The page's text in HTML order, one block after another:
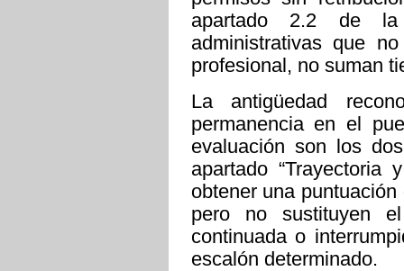
apartado 2.2 de la
administrativas que
profesional, no suman
La antigüedad
permanencia en el
evaluación son los
apartado “Trayectoria
obtener una
pero no sustituyen
continuada o
escalón determinado.